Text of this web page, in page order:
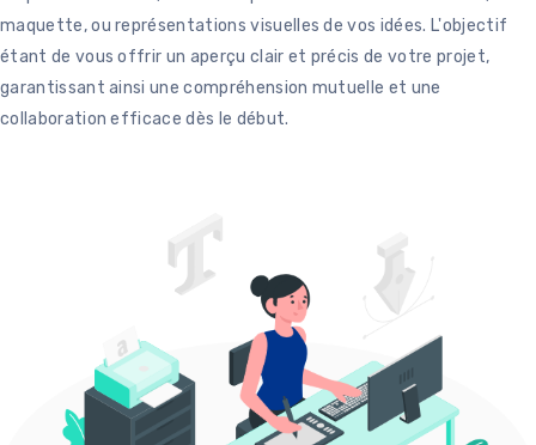
maquette, ou représentations visuelles de vos idées. L'objectif
étant de vous offrir un aperçu clair et précis de votre projet,
garantissant ainsi une compréhension mutuelle et une
collaboration efficace dès le début.